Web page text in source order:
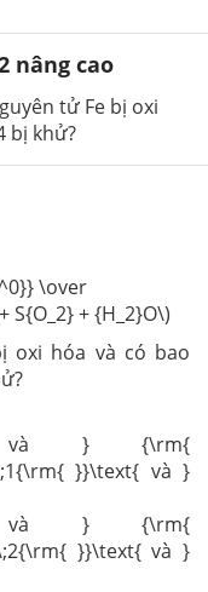
nâng cao
tử Fe bị oxi
bị khử?
\over
S{O_2} + {H_2}O\)
oxi hóa và có bao
và } {\rm{
}}\text{ và }
và } {\rm{
}}\text{ và }